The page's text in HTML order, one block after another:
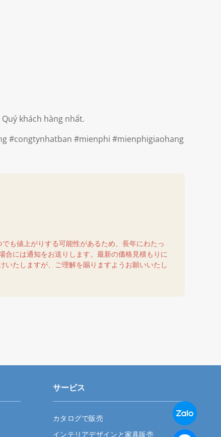
khách hàng nhất.
#congtynhatban #mienphi #mienphigiaohang
も値上がりする可能性があるため、長年にわたっ
には通知をお送りします。最新の価格見積もりに
たしますが、ご理解を賜りますようお願いいたし
サービス
カタログで販売
インテリアデザインと家具販売